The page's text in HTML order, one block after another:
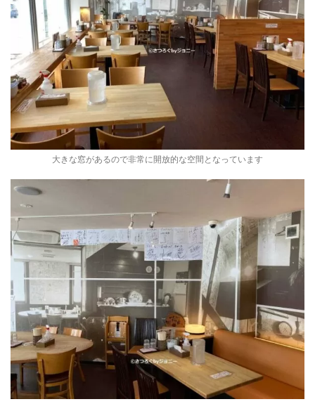
大きな窓があるので非常に開放的な空間となっています